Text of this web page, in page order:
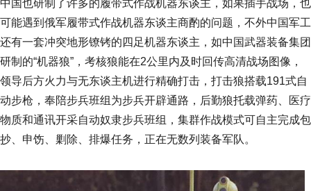
中国也研制了许多的履带式作战机器东谈主，如果插手战场，也
可能遇到俄军履带式作战机器东谈主商酌的问题，不外中国军工
还有一套冲突地形镣铐的四足机器东谈主，如中国武器装备集团
研制的“机器狼”，考核狼能在2公里内及时回传高清战场图像，
领导后方火力与无东谈主机进行精确打击，打击狼搭载191式自
动步枪，奉陪步兵班组为步兵开辟通路，后勤狼托载弹药、医疗
物质和通讯开采自动奴隶步兵班组，集群作战模式可自主完成包
抄、申饬、剿除、排爆任务，正在无数列装备军队。